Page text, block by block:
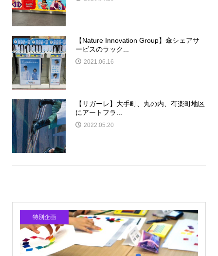
【Nature Innovation Group】傘シェアサ
ービスのラック...
2021.06.16
【リガーレ】大手町、丸の内、有楽町地区
にアートフラ...
2022.05.20
特別企画